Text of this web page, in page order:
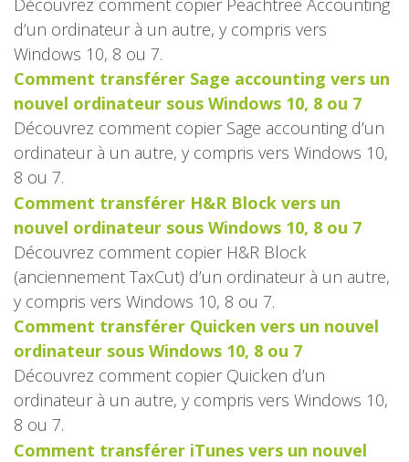
d’un ordinateur à un autre, y compris vers
Windows 10, 8 ou 7.
Comment transférer Sage accounting vers un
nouvel ordinateur sous Windows 10, 8 ou 7
Découvrez comment copier Sage accounting d’un
ordinateur à un autre, y compris vers Windows 10,
8 ou 7.
Comment transférer H&R Block vers un
nouvel ordinateur sous Windows 10, 8 ou 7
Découvrez comment copier H&R Block
(anciennement TaxCut) d’un ordinateur à un autre,
y compris vers Windows 10, 8 ou 7.
Comment transférer Quicken vers un nouvel
ordinateur sous Windows 10, 8 ou 7
Découvrez comment copier Quicken d’un
ordinateur à un autre, y compris vers Windows 10,
8 ou 7.
Comment transférer iTunes vers un nouvel